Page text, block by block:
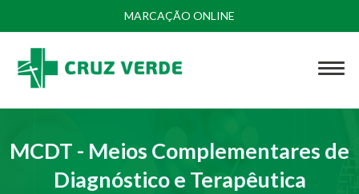
MARCAÇÃO ONLINE
MCDT - Meios Complementares de
Diagnóstico e Terapêutica